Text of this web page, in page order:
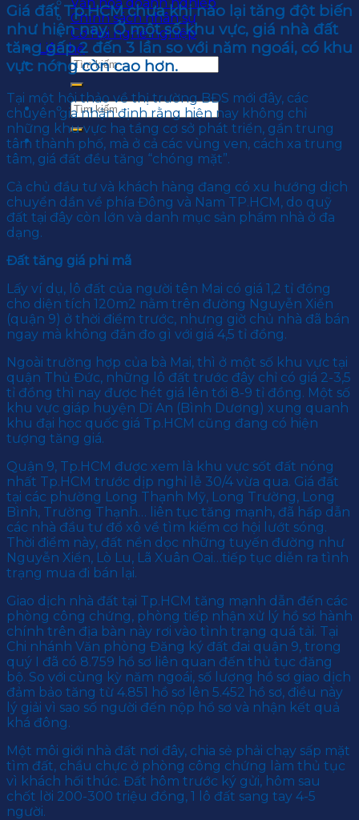
Chính sách nhân sự
Cơ hội nghề nghiệp
Liên hệ
Giá đất Tp.HCM chưa khi nào lại tăng đột biến
như hiện nay. Ở một số khu vực, giá nhà đất
tăng gấp 2 đến 3 lần so với năm ngoái, có khu
vực nóng còn cao hơn.
Tại một hội thảo về thị trường BĐS mới đây, các
chuyên gia nhận định rằng hiện nay không chỉ
những khu vực hạ tầng cơ sở phát triển, gần trung
tâm thành phố, mà ở cả các vùng ven, cách xa trung
tâm, giá đất đều tăng “chóng mặt”.
Cả chủ đầu tư và khách hàng đang có xu hướng dịch
chuyển dần về phía Đông và Nam TP.HCM, do quỹ
đất tại đây còn lớn và danh mục sản phẩm nhà ở đa
dạng.
Đất tăng giá phi mã
Lấy ví dụ, lô đất của người tên Mai có giá 1,2 tỉ đồng
cho diện tích 120m2 nằm trên đường Nguyễn Xiển
(quận 9) ở thời điểm trước, nhưng giờ chủ nhà đã bán
ngay mà không đắn đo gì với giá 4,5 tỉ đồng.
Ngoài trường hợp của bà Mai, thì ở một số khu vực tại
quận Thủ Đức, những lô đất trước đây chỉ có giá 2-3,5
tỉ đồng thì nay được hét giá lên tới 8-9 tỉ đồng. Một số
khu vực giáp huyện Dĩ An (Bình Dương) xung quanh
khu đại học quốc giá Tp.HCM cũng đang có hiện
tượng tăng giá.
Quận 9, Tp.HCM được xem là khu vực sốt đất nóng
nhất Tp.HCM trước dịp nghỉ lễ 30/4 vừa qua. Giá đất
tại các phường Long Thạnh Mỹ, Long Trường, Long
Bình, Trường Thạnh… liên tục tăng mạnh, đã hấp dẫn
các nhà đầu tư đổ xô về tìm kiếm cơ hội lướt sóng.
Thời điểm này, đất nền dọc những tuyến đường như
Nguyễn Xiển, Lò Lu, Lã Xuân Oai…tiếp tục diễn ra tình
trạng mua đi bán lại.
Giao dịch nhà đất tại Tp.HCM tăng mạnh dẫn đến các
phòng công chứng, phòng tiếp nhận xử lý hồ sơ hành
chính trên địa bàn này rơi vào tình trạng quá tải. Tại
Chi nhánh Văn phòng Đăng ký đất đai quận 9, trong
quý I đã có 8.759 hồ sơ liên quan đến thủ tục đăng
bộ. So với cùng kỳ năm ngoái, số lượng hồ sơ giao dịch
đảm bảo tăng từ 4.851 hồ sơ lên 5.452 hồ sơ, điều này
lý giải vì sao số người đến nộp hồ sơ và nhận kết quả
khá đông.
Một môi giới nhà đất nơi đây, chia sẻ phải chạy sấp mặt
tìm đất, chầu chực ở phòng công chứng làm thủ tục
vì khách hối thúc. Đất hôm trước ký gửi, hôm sau
chốt lời 200-300 triệu đồng, 1 lô đất sang tay 4-5
người.